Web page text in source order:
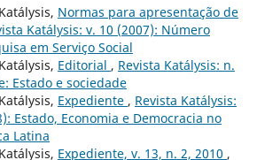
Normas para apresentação de
Katálysis: v. 10 (2007): Número
em Serviço Social
Editorial , Revista Katálysis: n.
Estado e sociedade
Expediente , Revista Katálysis:
Estado, Economia e Democracia no
Latina
Expediente, v. 13, n. 2, 2010 ,